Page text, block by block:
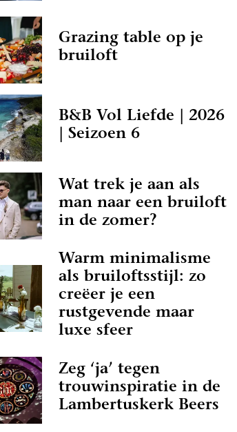
Grazing table op je
bruiloft
B&B Vol Liefde | 2026
| Seizoen 6
Wat trek je aan als
man naar een bruiloft
in de zomer?
Warm minimalisme
als bruiloftsstijl: zo
creëer je een
rustgevende maar
luxe sfeer
Zeg ‘ja’ tegen
trouwinspiratie in de
Lambertuskerk Beers